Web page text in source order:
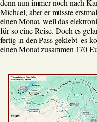
denn nun immer noch nach
Michael, aber er müsste
einen Monat, weil das
für so eine Reise. Doch es
fertig in den Pass geklebt, es
einen Monat zusammen 170